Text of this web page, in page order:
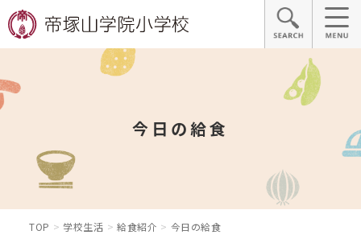
今日の給食
TOP 学校生活 給食紹介 今日の給食